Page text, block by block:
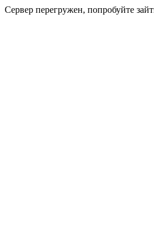
Сервер перегружен, попробуйте